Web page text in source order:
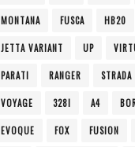
MONTANA FUSCA HB20
JETTA VARIANT UP
PARATI RANGER STRADA
VOYAGE 328I A4
EVOQUE FOX FUSION